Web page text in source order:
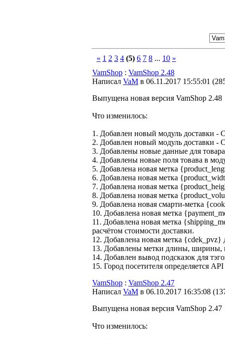
« 1 2 3 4 (5) 6 7 8 ... 10 »
VamShop : VamShop 2.48
Написал VaM в 06.11.2017 15:55:01 (
Выпущена новая версия VamShop 2.48
Что изменилось:
1. Добавлен новый модуль доставки -
2. Добавлен новый модуль доставки -
3. Добавлены новые данные для
4. Добавлены новые поля товава в
5. Добавлена новая метка
6. Добавлена новая метка
7. Добавлена новая метка
8. Добавлена новая метка
9. Добавлена новая смарти-метка
10. Добавлена новая метка
11. Добавлена новая метка
расчётом стоимости доставки.
12. Добавлена новая метка
13. Добавлены метки длины, ширины,
14. Добавлен вывод подсказок для
15. Город посетителя определяется
VamShop : VamShop 2.47
Написал VaM в 06.10.2017 16:35:08 (
Выпущена новая версия VamShop 2.47
Что изменилось: